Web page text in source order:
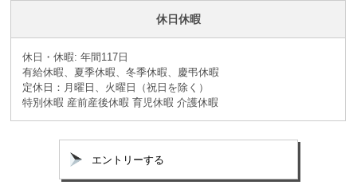
休日休暇
休日・休暇: 年間117日
有給休暇、夏季休暇、冬季休暇、慶弔休暇
定休日：月曜日、火曜日（祝日を除く）
特別休暇 産前産後休暇 育児休暇 介護休暇
エントリーする